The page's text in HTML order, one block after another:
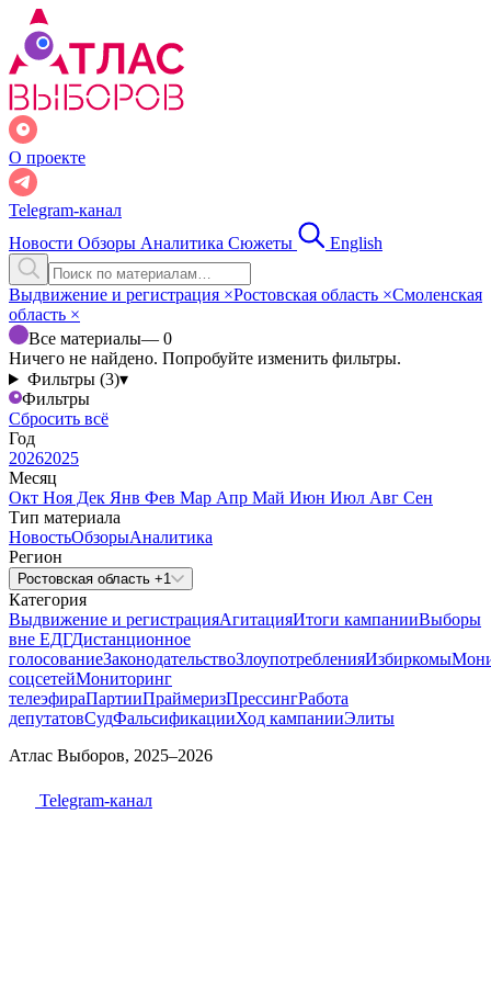
О проекте
Telegram-канал
Новости Обзоры Аналитика Сюжеты English
Выдвижение и регистрация ×Ростовская область ×Смоленская
область ×
Все материалы— 0
Ничего не найдено. Попробуйте изменить фильтры.
Фильтры (3)▾
Фильтры
Сбросить всё
Год
20262025
Месяц
Окт Ноя Дек Янв Фев Мар Апр Май Июн Июл Авг Сен
Тип материала
НовостьОбзорыАналитика
Регион
Ростовская область +1
Категория
Выдвижение и регистрацияАгитацияИтоги кампанииВыборы
вне ЕДГДистанционное
голосованиеЗаконодательствоЗлоупотребленияИзбиркомы
соцсетейМониторинг
телеэфираПартииПраймеризПрессингРабота
депутатовСудФальсификацииХод кампанииЭлиты
Атлас Выборов, 2025–2026
Telegram-канал